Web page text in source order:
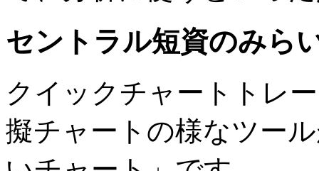
セントラル短資のみら
クイックチャートトレ
擬チャートの様なツー